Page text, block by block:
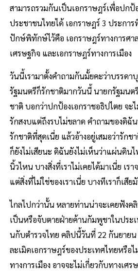
สามารถรวมกันเป็นเอกราษฎร์เพื่อปกป้
ประชาชนไทยได้ เอกราษฎร์ 3 ประกา
ปักษ์พิทักษ์ไว้คือ เอกราษฎร์ทางการศา
เศรษฐกิจ และเอกราษฎร์ทางการเมือง
วันนี้เรามาตั้งคําถามกันมั้ยคะว่าบรรด
รัฐมนตรีก็รักชาติมากวันนี้ นายกรัฐมน
ชาติ บอกว่าปกป้องเอกราชอธิปไตย จะ
รักสงบแต่ถึงรบไม่ขลาด คําถามของดิ
รักชาติที่สุดเนี่ย แล้วอ้างอยู่เสมอว่ารัก
ก็ยังไม่เสียนะ ดิฉันยังไม่เห็นว่าแผ่นดินไ
นิ้วไหน บางสิ่งที่เราไม่เคยได้มาเนี่ย เรา
แต่สิ่งที่ไม่ใช่ของเราเนี่ย บางทีเราก็เสี
ไกลไปกว่านั้น หลายท่านน่าจะเคยฟังค
เป็นหรือจับตายฝ่ายค้านกัมพูชาในประ
นกับตํารวจไทย คลิปนี้วันที่ 22 กันยาย
ละเมิดเอกราษฎร์ของประเทศไทยหรือ
ทางการเมือง อาจจะไม่เกี่ยวกับทางเศ